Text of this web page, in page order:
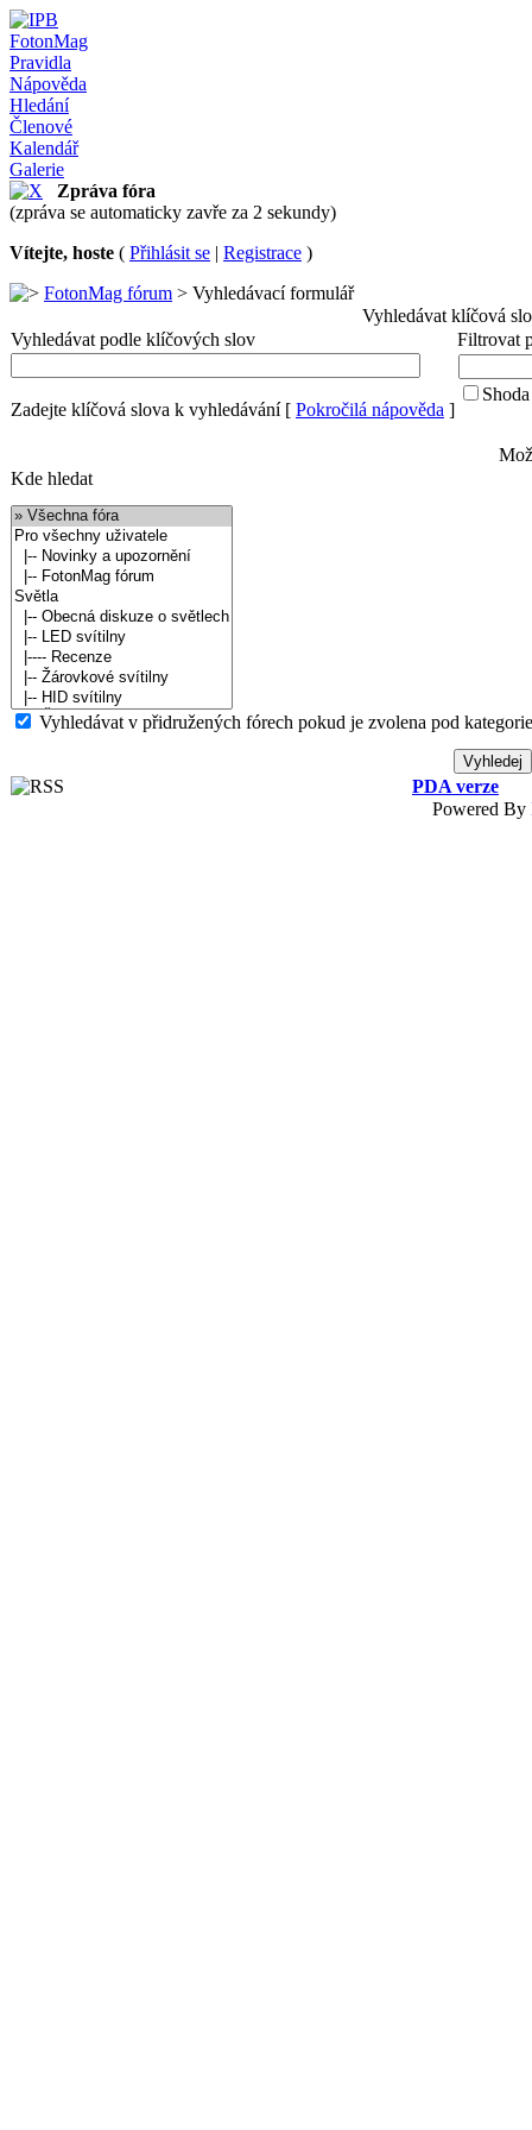
FotonMag
Pravidla
Nápověda
Hledání
Členové
Kalendář
Galerie
Zpráva fóra
(zpráva se automaticky zavře za 2 sekundy)
Vítejte, hoste ( Přihlásit se | Registrace )
FotonMag fórum > Vyhledávací formulář
Vyhledávat klíčová
Vyhledávat podle klíčových slov
Filtrovat
Zadejte klíčová slova k vyhledávání[ Pokročilá nápověda ]
Kde hledat
Vyhledávat v přidružených fórech pokud je zvolena pod
PDA verze
Powered By